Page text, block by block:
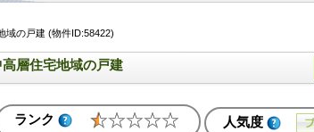
域の戸建 (物件ID:58422)
層住宅地域の戸建
ランク 人気度